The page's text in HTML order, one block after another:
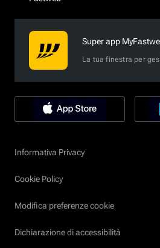
Super app
La tua finestra per
Informativa Privacy
Cookie Policy
Modifica preferenze cookie
Dichiarazione di accessibilità